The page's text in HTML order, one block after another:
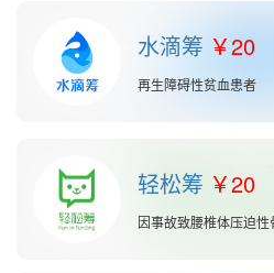
水滴筹 20
再生障碍性贫血患者
轻松筹 20
因事故致腰椎体压迫性